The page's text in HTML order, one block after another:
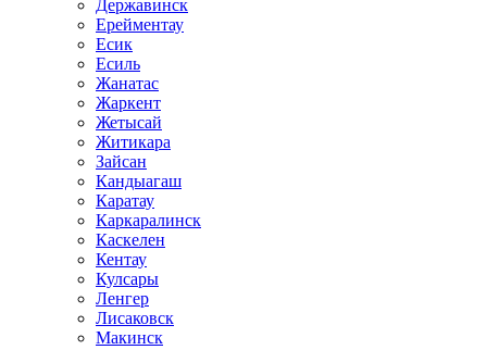
Державинск
Ерейментау
Есик
Есиль
Жанатас
Жаркент
Жетысай
Житикара
Зайсан
Кандыагаш
Каратау
Каркаралинск
Каскелен
Кентау
Кулсары
Ленгер
Лисаковск
Макинск